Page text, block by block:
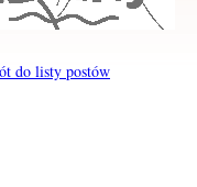
do listy postów